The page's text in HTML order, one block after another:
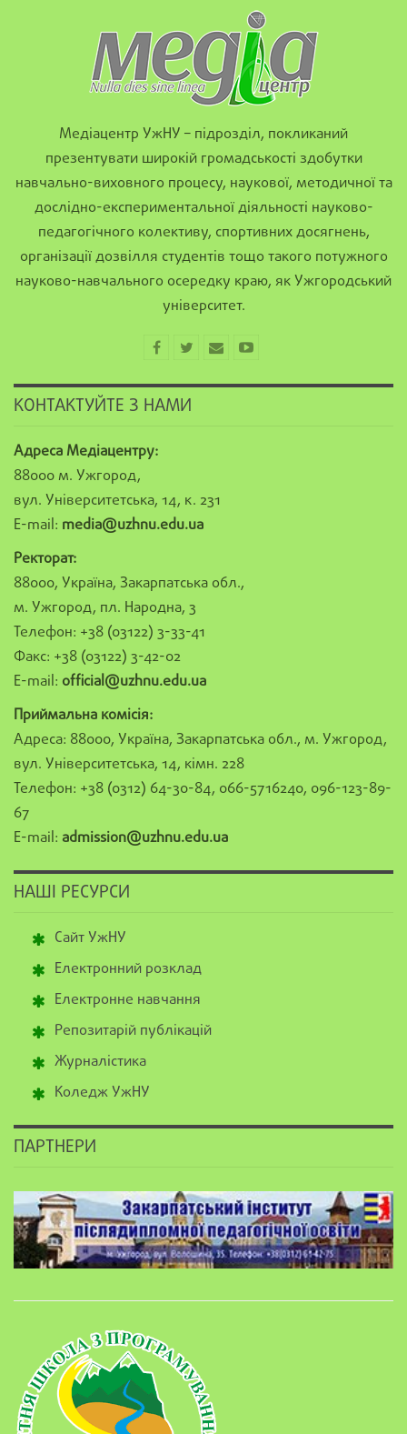
Медіацентр УжНУ – підрозділ, покликаний
презентувати широкій громадськості здобутки
навчально-виховного процесу, наукової, методичної та
дослідно-експериментальної діяльності науково-
педагогічного колективу, спортивних досягнень,
організації дозвілля студентів тощо такого потужного
науково-навчального осередку краю, як Ужгородський
університет.
КОНТАКТУЙТЕ З НАМИ
Адреса Медіацентру:
88000 м. Ужгород,
вул. Університетська, 14, к. 231
E-mail: media@uzhnu.edu.ua
Ректорат:
88000, Україна, Закарпатська обл.,
м. Ужгород, пл. Народна, 3
Телефон: +38 (03122) 3-33-41
Факс: +38 (03122) 3-42-02
E-mail: official@uzhnu.edu.ua
Приймальна комісія:
Адреса: 88000, Україна, Закарпатська обл., м. Ужгород,
вул. Університетська, 14, кімн. 228
Телефон: +38 (0312) 64-30-84, 066-5716240, 096-123-89-
67
E-mail: admission@uzhnu.edu.ua
НАШІ РЕСУРСИ
Сайт УжНУ
Електронний розклад
Електронне навчання
Репозитарій публікацій
Журналістика
Коледж УжНУ
ПАРТНЕРИ